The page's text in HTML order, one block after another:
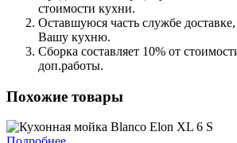
стоимости кухни.
Оставшуюся часть службе доставке,
Вашу кухню.
Сборка составляет 10% от
доп.работы.
Похожие товары